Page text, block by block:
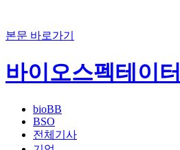
본문 바로가기
바이오스펙테이터
bioBB
BSO
전체기사